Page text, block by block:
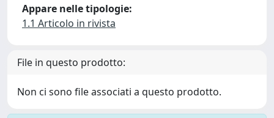
Appare nelle tipologie:
1.1 Articolo in rivista
File in questo prodotto:
Non ci sono file associati a questo prodotto.